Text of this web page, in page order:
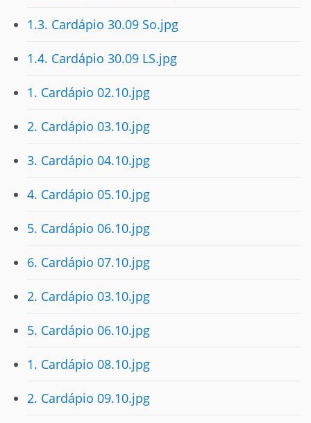
1.3. Cardápio 30.09 So.jpg
1.4. Cardápio 30.09 LS.jpg
1. Cardápio 02.10.jpg
2. Cardápio 03.10.jpg
3. Cardápio 04.10.jpg
4. Cardápio 05.10.jpg
5. Cardápio 06.10.jpg
6. Cardápio 07.10.jpg
2. Cardápio 03.10.jpg
5. Cardápio 06.10.jpg
1. Cardápio 08.10.jpg
2. Cardápio 09.10.jpg